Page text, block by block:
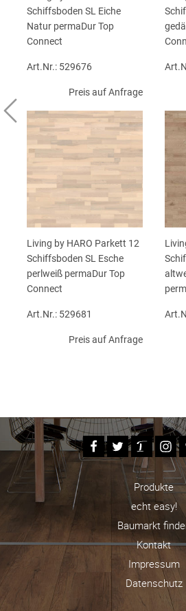
Schiffsboden SL Eiche
Natur permaDur Top
Connect
Art.Nr.: 529676
Preis auf Anfrage
Living by HARO Parkett 12
Schiffsboden SL Esche
perlweiß permaDur Top
Connect
Art.Nr.: 529681
Preis auf Anfrage
Produkte
echt easy!
Baumarkt
Kontakt
Impressum
Datenschutz